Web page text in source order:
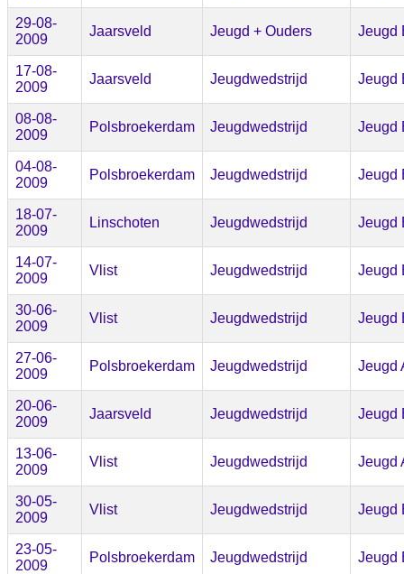
29-08-
2009
Jaarsveld Jeugd + Ouders Jeugd
17-08-
2009
Jaarsveld Jeugdwedstrijd Jeugd
08-08-
2009
Polsbroekerdam Jeugdwedstrijd Jeugd
04-08-
2009
Polsbroekerdam Jeugdwedstrijd Jeugd
18-07-
2009
Linschoten Jeugdwedstrijd Jeugd
14-07-
2009
Vlist Jeugdwedstrijd Jeugd
30-06-
2009
Vlist Jeugdwedstrijd Jeugd
27-06-
2009
Polsbroekerdam Jeugdwedstrijd Jeugd
20-06-
2009
Jaarsveld Jeugdwedstrijd Jeugd
13-06-
2009
Vlist Jeugdwedstrijd Jeugd
30-05-
2009
Vlist Jeugdwedstrijd Jeugd
23-05-
2009
Polsbroekerdam Jeugdwedstrijd Jeugd